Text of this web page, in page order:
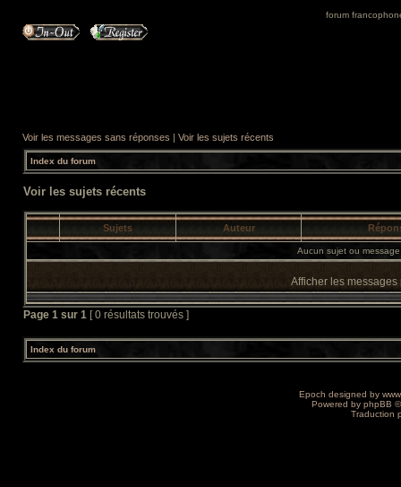
forum
Voir les messages sans réponses | Voir les sujets récents
Index du forum
Voir les sujets récents
Sujets Auteur
Aucun sujet ou
Afficher les messages
Page 1 sur 1 [ 0 résultats trouvés ]
Index du forum
Epoch designed by
Powered by phpBB
Traduction